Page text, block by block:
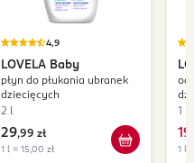
4,9
LOVELA Baby
płyn do płukania ubranek
dziecięcych
2 l
29,99 zł
1 l = 15,00 zł
1 l
19
1 l